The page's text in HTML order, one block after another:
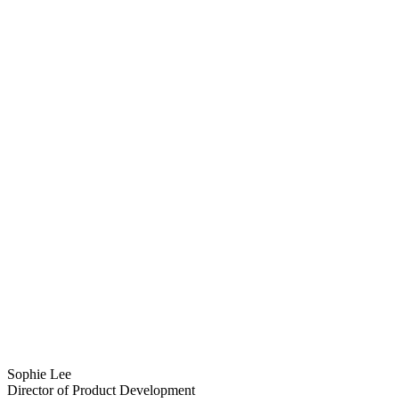
Sophie Lee
Director of Product Development